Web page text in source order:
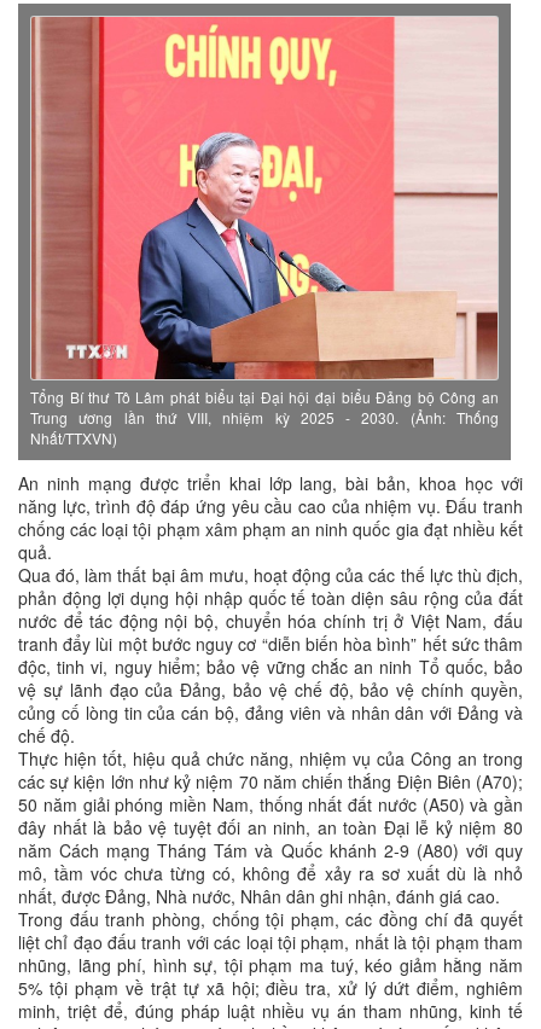
Tổng Bí thư Tô Lâm phát biểu tại Đại hội đại biểu Đảng bộ Công an
Trung ương lần thứ VIII, nhiệm kỳ 2025 - 2030. (Ảnh: Thống
Nhất/TTXVN)
An ninh mạng được triển khai lớp lang, bài bản, khoa học với
năng lực, trình độ đáp ứng yêu cầu cao của nhiệm vụ. Đấu tranh
chống các loại tội phạm xâm phạm an ninh quốc gia đạt nhiều kết
quả.
Qua đó, làm thất bại âm mưu, hoạt động của các thế lực thù địch,
phản động lợi dụng hội nhập quốc tế toàn diện sâu rộng của đất
nước để tác động nội bộ, chuyển hóa chính trị ở Việt Nam, đấu
tranh đẩy lùi một bước nguy cơ “diễn biến hòa bình” hết sức thâm
độc, tinh vi, nguy hiểm; bảo vệ vững chắc an ninh Tổ quốc, bảo
vệ sự lãnh đạo của Đảng, bảo vệ chế độ, bảo vệ chính quyền,
củng cố lòng tin của cán bộ, đảng viên và nhân dân với Đảng và
chế độ.
Thực hiện tốt, hiệu quả chức năng, nhiệm vụ của Công an trong
các sự kiện lớn như kỷ niệm 70 năm chiến thắng Điện Biên (A70);
50 năm giải phóng miền Nam, thống nhất đất nước (A50) và gần
đây nhất là bảo vệ tuyệt đối an ninh, an toàn Đại lễ kỷ niệm 80
năm Cách mạng Tháng Tám và Quốc khánh 2-9 (A80) với quy
mô, tầm vóc chưa từng có, không để xảy ra sơ xuất dù là nhỏ
nhất, được Đảng, Nhà nước, Nhân dân ghi nhận, đánh giá cao.
Trong đấu tranh phòng, chống tội phạm, các đồng chí đã quyết
liệt chỉ đạo đấu tranh với các loại tội phạm, nhất là tội phạm tham
nhũng, lãng phí, hình sự, tội phạm ma tuý, kéo giảm hằng năm
5% tội phạm về trật tự xã hội; điều tra, xử lý dứt điểm, nghiêm
minh, triệt để, đúng pháp luật nhiều vụ án tham nhũng, kinh tế